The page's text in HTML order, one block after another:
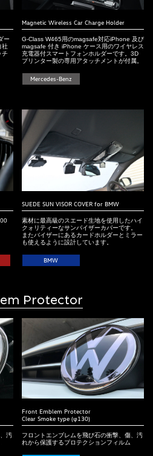
ー
社
チ
Magnetic Wireless Car Charge Holder
G-Class W465用のmagsafe対応iPhone 及び
magsafe 付き iPhone ケース用のワイヤレス
充電器付スマートフォンホルダーです。3D
プリンター製の専用アタッチメントが付属。
Mercedes-Benz
SUEDE SUN VISOR COVER for BMW
素材に最高級のスエード生地を使用したハイ
クォリティーなサンバイザーカバーです。
またバイザーにあるカードホルダーとミラー
も使えるように設計しています。
BMW
Protector
汚
Front Emblem Protector
Clear Smoke type (φ130)
フロントエンブレムを飛び石の衝撃、傷、汚
れから保護するプロテクションフィルム